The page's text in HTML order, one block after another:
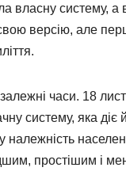
власну систему,
версію, але
часи. 18
систему, яка
належність
простішим і